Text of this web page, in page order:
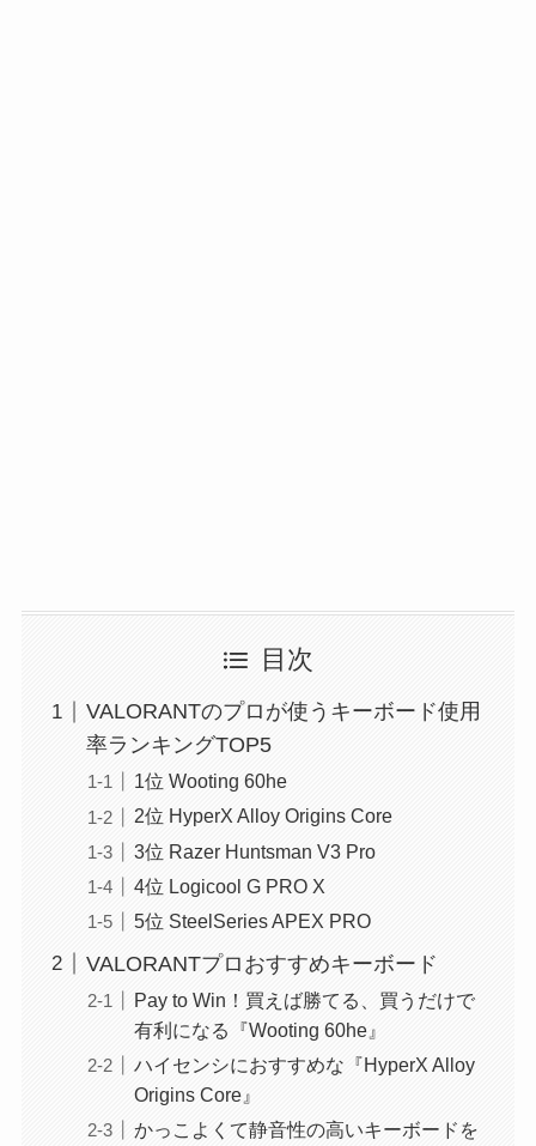
目次
VALORANTのプロが使うキーボード使用
率ランキングTOP5
1位 Wooting 60he
2位 HyperX Alloy Origins Core
3位 Razer Huntsman V3 Pro
4位 Logicool G PRO X
5位 SteelSeries APEX PRO
VALORANTプロおすすめキーボード
Pay to Win！買えば勝てる、買うだけで
有利になる『Wooting 60he』
ハイセンシにおすすめな『HyperX Alloy
Origins Core』
かっこよくて静音性の高いキーボードを